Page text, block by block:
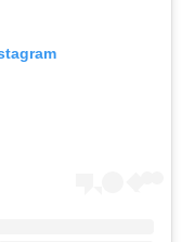
הצטרפות לחבילת
לוח דרושים – ג'ובנט